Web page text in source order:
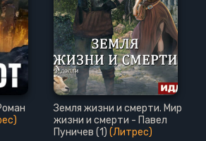
Земля жизни и смерти. Мир
жизни и смерти - Павел
Пуничев (1) (Литрес)